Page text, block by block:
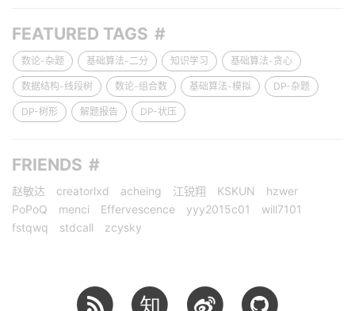
FEATURED TAGS
数论-杂题 基础算法-二分 知识学习 基础算法-贪心
数据结构-线段树 数论-组合数 基础算法-模拟 DP-杂题
DP-树形 解题报告 DP-状压
FRIENDS
赵敏达 creatorlxd acheing 江锐翔 KSKUN
hzwer
PoPoQ
menci Effervescence yyy2015c01
will7101
fstqwq
stdcall zcysky
知